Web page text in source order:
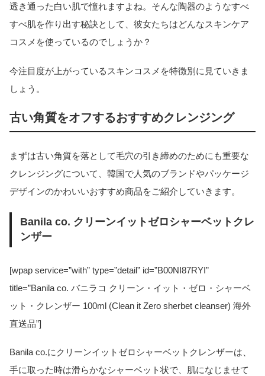
透き通った白い肌で憧れますよね。そんな陶器のようなすべ
すべ肌を作り出す秘訣として、彼女たちはどんなスキンケア
コスメを使っているのでしょうか？
今注目度が上がっているスキンコスメを特徴別に見ていきま
しょう。
古い角質をオフするおすすめクレンジング
まずは古い角質を落として毛穴の引き締めのためにも重要な
クレンジングについて、韓国で人気のブランドやパッケージ
デザインのかわいいおすすめ商品をご紹介していきます。
Banila co. クリーンイットゼロシャーベットクレ
ンザー
[wpap service=”with” type=”detail” id=”B00NI87RYI”
title=”Banila co. バニラコ クリーン・イット・ゼロ・シャーベ
ット・クレンザー 100ml (Clean it Zero sherbet cleanser) 海外
直送品”]
Banila co.にクリーンイットゼロシャーベットクレンザーは、
手に取った時は滑らかなシャーベット状で、肌になじませて